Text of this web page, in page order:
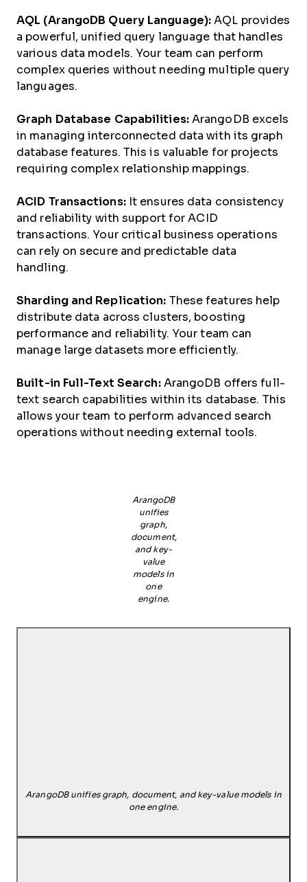
AQL (ArangoDB Query Language): AQL provides
a powerful, unified query language that handles
various data models. Your team can perform
complex queries without needing multiple query
languages.
Graph Database Capabilities:ArangoDB excels
in managing interconnected data with its graph
database features. This is valuable for projects
requiring complex relationship mappings.
ACID Transactions: It ensures data consistency
and reliability with support for ACID
transactions. Your critical business operations
can rely on secure and predictable data
handling.
Sharding and Replication: These features help
distribute data across clusters, boosting
performance and reliability. Your team can
manage large datasets more efficiently.
Built-in Full-Text Search:ArangoDB offers full-
text search capabilities within its database. This
allows your team to perform advanced search
operations without needing external tools.
ArangoDB
unifies
graph,
document,
and key-
value
models in
one
engine.
ArangoDB unifies graph, document, and key-value models in
one engine.